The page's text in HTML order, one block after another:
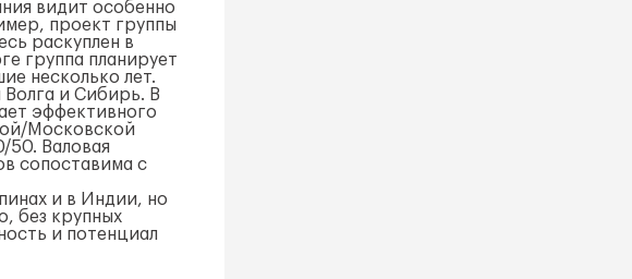
видит особенно
проект группы
раскуплен в
группа планирует
несколько лет.
и Сибирь. В
эффективного
Московской
50. Валовая
сопоставима с
и в Индии, но
без крупных
и потенциал